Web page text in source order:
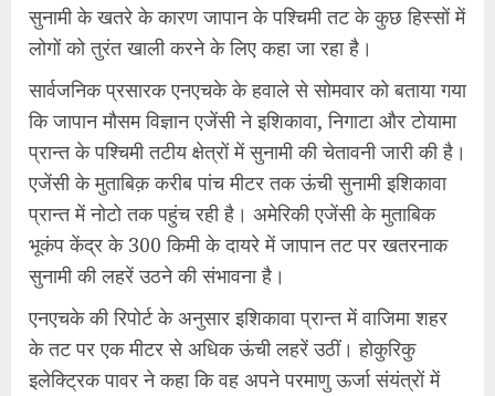
सुनामी के खतरे के कारण जापान के पश्चिमी तट के कुछ हिस्सों में
लोगों को तुरंत खाली करने के लिए कहा जा रहा है।
सार्वजनिक प्रसारक एनएचके के हवाले से सोमवार को बताया गया
कि जापान मौसम विज्ञान एजेंसी ने इशिकावा, निगाटा और टोयामा
प्रान्त के पश्चिमी तटीय क्षेत्रों में सुनामी की चेतावनी जारी की है।
एजेंसी के मुताबिक़ करीब पांच मीटर तक ऊंची सुनामी इशिकावा
प्रान्त में नोटो तक पहुंच रही है। अमेरिकी एजेंसी के मुताबिक
भूकंप केंद्र के 300 किमी के दायरे में जापान तट पर खतरनाक
सुनामी की लहरें उठने की संभावना है।
एनएचके की रिपोर्ट के अनुसार इशिकावा प्रान्त में वाजिमा शहर
के तट पर एक मीटर से अधिक ऊंची लहरें उठीं। होकुरिकु
इलेक्ट्रिक पावर ने कहा कि वह अपने परमाणु ऊर्जा संयंत्रों में